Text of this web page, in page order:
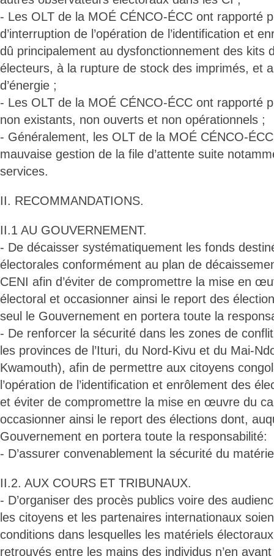
- Les OLT de la MOÉ CÉNCO-ÉCC ont rapporté
d’interruption de l’opération de l’identification et
dû principalement au dysfonctionnement des kits
électeurs, à la rupture de stock des imprimés, et
d’énergie ;
- Les OLT de la MOÉ CÉNCO-ÉCC ont rapporté
non existants, non ouverts et non opérationnels ;
- Généralement, les OLT de la MOÉ CÉNCO-
mauvaise gestion de la file d’attente suite
services.
II. RECOMMANDATIONS.
II.1 AU GOUVERNEMENT.
- De décaisser systématiquement les fonds
électorales conformément au plan de
CENI afin d’éviter de compromettre la mise en
électoral et occasionner ainsi le report des
seul le Gouvernement en portera toute la
- De renforcer la sécurité dans les zones de
les provinces de l’Ituri, du Nord-Kivu et du Mai-
Kwamouth), afin de permettre aux citoyens
l’opération de l’identification et enrôlement des
et éviter de compromettre la mise en œuvre du
occasionner ainsi le report des élections dont,
Gouvernement en portera toute la responsabilité:
- D’assurer convenablement la sécurité du
II.2. AUX COURS ET TRIBUNAUX.
- D’organiser des procès publics voire des
les citoyens et les partenaires internationaux
conditions dans lesquelles les matériels
retrouvés entre les mains des individus n’en